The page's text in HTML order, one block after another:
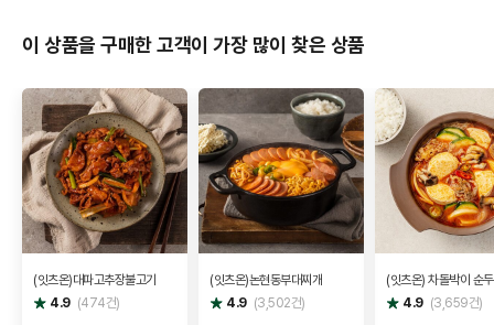
이 상품을 구매한 고객이 가장 많이 찾은 상품
(잇츠온)대파고추장불고기
별
점
4.9 (474건)
(잇츠온)논현동부대찌개
별
점
4.9 (3,502건)
(잇츠온) 차돌박이 순
별
점
4.9 (3,659건)